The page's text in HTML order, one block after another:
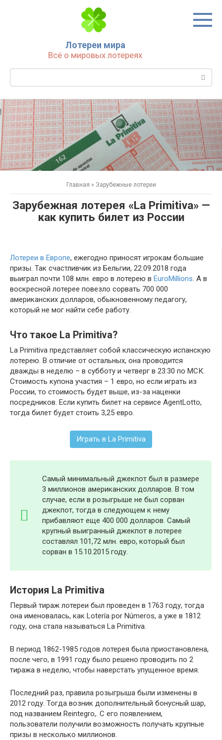
Лотереи мира
Всё о мировых лотереях
Поиск:
Главная » Зарубежные лотереи
Зарубежная лотерея «La Primitiva» —
как купить билет из России
Лотереи в Европе, ежегодно приносят игрокам большие
призы. Так счастливчик из Бельгии, 22.09.2018 года
выиграл почти 108 млн. евро в лотерею в EuroMillions. А в
воскресной лотерее повезло сорвать 700 000
американских долларов, обыкновенному педагогу,
который не мог найти себе работу.
Что такое La Primitiva?
La Primitiva представляет собой классическую испанскую
лотерею. В отличие от остальных, она проводится
дважды в неделю – в субботу и четверг в 23:30 по МСК.
Стоимость купона участия – 1 евро, но если играть из
России, то стоимость будет выше, из-за наценки
посредников. Если купить билет на сервисе AgentLotto,
тогда билет будет стоить 3,25 евро.
Играть в La Primitiva
Самый минимальный джекпот был в размере
3 миллионов американских долларов. В том
случае, если в розыгрыше не был сорван
джекпот, тогда в следующем к нему
прибавляют еще 400 000 долларов. Самый
крупный выигранный джекпот в лотерее
составлял 101,72 млн. евро, который был
сорван в 15.10.2015 году.
История La Primitiva
Первый тираж лотереи был проведен в 1763 году, тогда
она именовалась, как Lotería por Números, а уже в 1812
году, она стала называться La Primitiva.
В период 1862-1985 годов лотерея была приостановлена,
после чего, в 1991 году было решено проводить по 2
тиража в неделю, чтобы наверстать упущенное время.
Последний раз, правила розыгрыша были изменены в
2012 году. Тогда возник дополнительный бонусный шар,
под названием Reintegro,. С его появлением,
пользователи получили возможность получать крупные
призы в несколько миллионов.